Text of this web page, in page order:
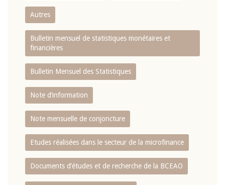
Autres
Bulletin mensuel de statistiques monétaires et
financières
Bulletin Mensuel des Statistiques
Note d’information
Note mensuelle de conjoncture
Etudes réalisées dans le secteur de la microfinance
Documents d’études et de recherche de la BCEAO